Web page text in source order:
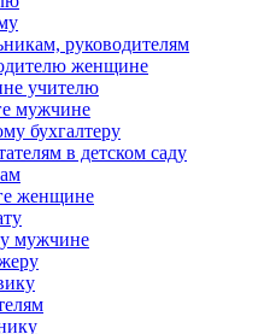
руководителям
женщине
учителю
мужчине
бухгалтеру
в детском саду
женщине
мужчине